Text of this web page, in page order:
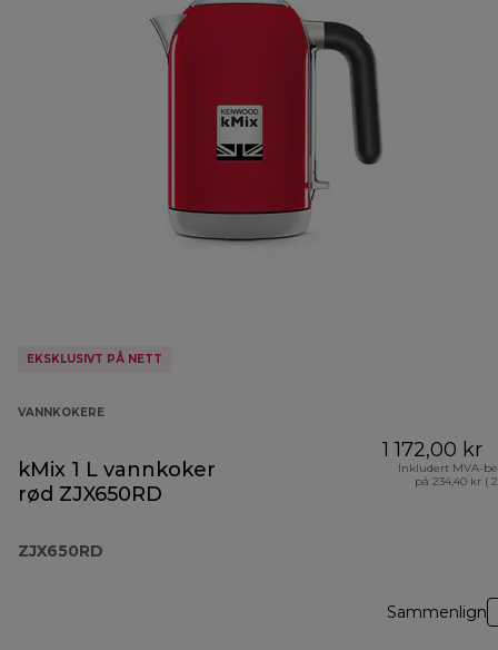
EKSKLUSIVT PÅ NETT
VANNKOKERE
kMix 1 L vannkoker
rød ZJX650RD
ZJX650RD
1 172,00 kr
Inkludert MVA-
på 234,40 kr (
Sammenlign